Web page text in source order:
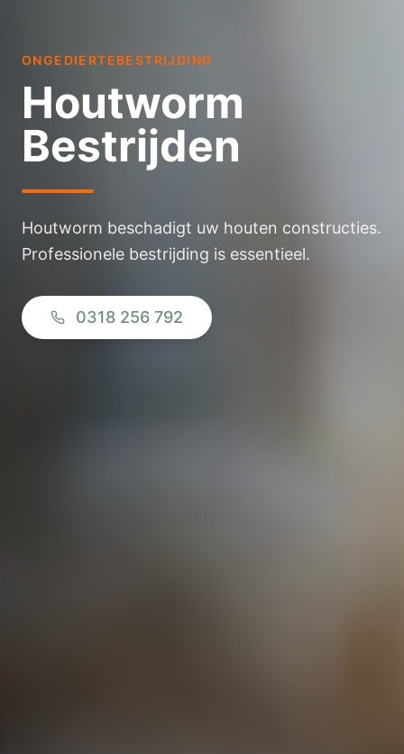
ONGEDIERTEBESTRIJDING
Houtworm
Bestrijden
Houtworm beschadigt uw houten constructies.
Professionele bestrijding is essentieel.
0318 256 792